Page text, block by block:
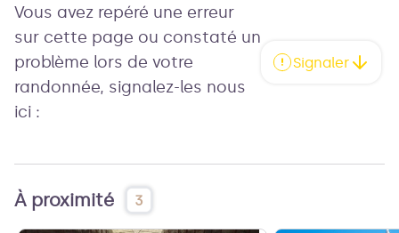
Vous avez repéré une erreur
sur cette page ou constaté un
problème lors de votre
randonnée, signalez-les nous
ici :
Signaler
À proximité 3